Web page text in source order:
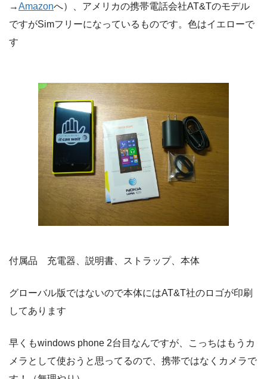
→Amazonへ）、アメリカの携帯電話会社AT&Tのモデル
ですがSimフリーになっているものです。色はイエローで
す
付属品 充電器、説明書、ストラップ、本体
グローバル版ではないので本体にはAT&T社のロゴが印刷
してあります
早くもwindows phone 2台目なんですが、こっちはもうカ
メラとして使おうと思ってるので、携帯ではなくカメラで